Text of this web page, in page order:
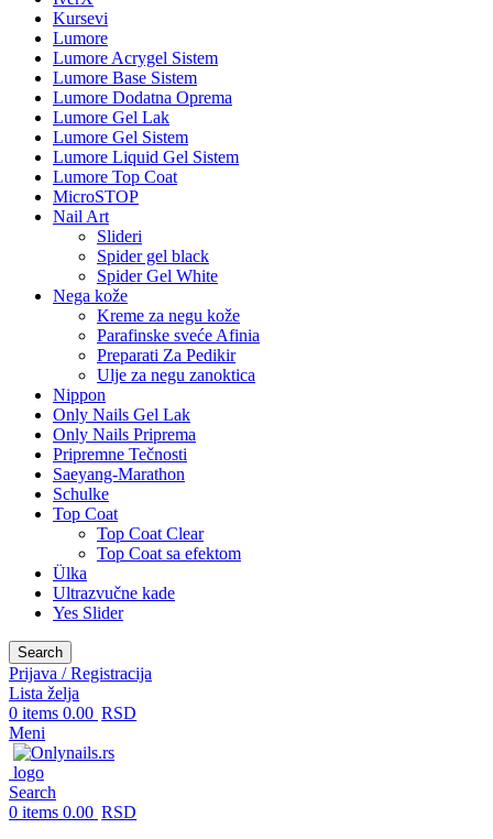
Kursevi
Lumore
Lumore Acrygel Sistem
Lumore Base Sistem
Lumore Dodatna Oprema
Lumore Gel Lak
Lumore Gel Sistem
Lumore Liquid Gel Sistem
Lumore Top Coat
MicroSTOP
Nail Art
Slideri
Spider gel black
Spider Gel White
Nega kože
Kreme za negu kože
Parafinske sveće Afinia
Preparati Za Pedikir
Ulje za negu zanoktica
Nippon
Only Nails Gel Lak
Only Nails Priprema
Pripremne Tečnosti
Saeyang-Marathon
Schulke
Top Coat
Top Coat Clear
Top Coat sa efektom
Ülka
Ultrazvučne kade
Yes Slider
Search
Prijava / Registracija
Lista želja
0 items 0.00 RSD
Meni
Search
0 items 0.00 RSD